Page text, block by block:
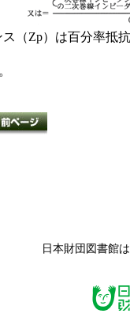
（Zp）は百分率抵
日本財団図書館